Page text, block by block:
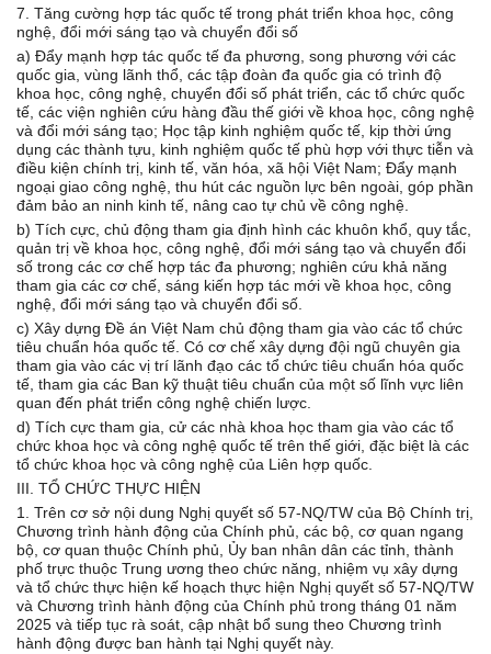
7. Tăng cường hợp tác quốc tế trong phát triển khoa học, công
nghệ, đổi mới sáng tạo và chuyển đổi số
a) Đẩy mạnh hợp tác quốc tế đa phương, song phương với các
quốc gia, vùng lãnh thổ, các tập đoàn đa quốc gia có trình độ
khoa học, công nghệ, chuyển đổi số phát triển, các tổ chức quốc
tế, các viện nghiên cứu hàng đầu thế giới về khoa học, công nghệ
và đổi mới sáng tạo; Học tập kinh nghiệm quốc tế, kịp thời ứng
dụng các thành tựu, kinh nghiệm quốc tế phù hợp với thực tiễn và
điều kiện chính trị, kinh tế, văn hóa, xã hội Việt Nam; Đẩy mạnh
ngoại giao công nghệ, thu hút các nguồn lực bên ngoài, góp phần
đảm bảo an ninh kinh tế, nâng cao tự chủ về công nghệ.
b) Tích cực, chủ động tham gia định hình các khuôn khổ, quy tắc,
quản trị về khoa học, công nghệ, đổi mới sáng tạo và chuyển đổi
số trong các cơ chế hợp tác đa phương; nghiên cứu khả năng
tham gia các cơ chế, sáng kiến hợp tác mới về khoa học, công
nghệ, đổi mới sáng tạo và chuyển đổi số.
c) Xây dựng Đề án Việt Nam chủ động tham gia vào các tổ chức
tiêu chuẩn hóa quốc tế. Có cơ chế xây dựng đội ngũ chuyên gia
tham gia vào các vị trí lãnh đạo các tổ chức tiêu chuẩn hóa quốc
tế, tham gia các Ban kỹ thuật tiêu chuẩn của một số lĩnh vực liên
quan đến phát triển công nghệ chiến lược.
d) Tích cực tham gia, cử các nhà khoa học tham gia vào các tổ
chức khoa học và công nghệ quốc tế trên thế giới, đặc biệt là các
tổ chức khoa học và công nghệ của Liên hợp quốc.
III. TỔ CHỨC THỰC HIỆN
1. Trên cơ sở nội dung Nghị quyết số 57-NQ/TW của Bộ Chính trị,
Chương trình hành động của Chính phủ, các bộ, cơ quan ngang
bộ, cơ quan thuộc Chính phủ, Ủy ban nhân dân các tỉnh, thành
phố trực thuộc Trung ương theo chức năng, nhiệm vụ xây dựng
và tổ chức thực hiện kế hoạch thực hiện Nghị quyết số 57-NQ/TW
và Chương trình hành động của Chính phủ trong tháng 01 năm
2025 và tiếp tục rà soát, cập nhật bổ sung theo Chương trình
hành động được ban hành tại Nghị quyết này.